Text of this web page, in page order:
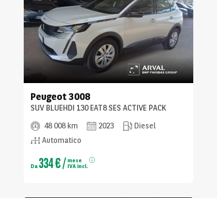
Peugeot 3008
SUV BLUEHDI 130 EAT8 SES ACTIVE PACK
48 008 km
2023
Diesel
Automatico
Da334 €/ mese
IVA incl.